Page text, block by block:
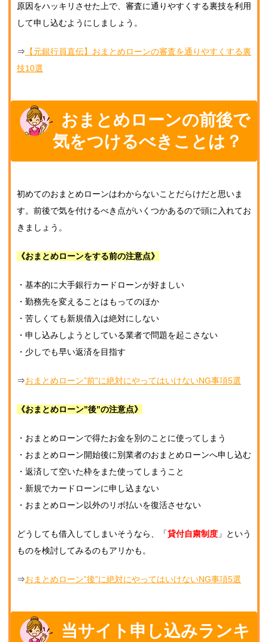
原因をハッキリさせた上で、審査に通りやすくする裏技を利用
して申し込むようにしましょう。
⇒ 【元銀行員直伝】おまとめローンの審査を通りやすくする裏
技10選
おまとめローンの前後で
気をつけるべきことは？
初めてのおまとめローンはわからないことだらけだと思いま
す。前後で気を付けるべき点がいくつかあるので頭に入れてお
きましょう。
《おまとめローンをする前の注意点》
・基本的に大手銀行カードローンが好ましい
・勤務先を変えることはもってのほか
・苦しくても新規借入は絶対にしない
・申し込みしようとしている業者で問題を起こさない
・少しでも早い返済を目指す
⇒おまとめローン”前”に絶対にやってはいけないNG事項5選
《おまとめローン”後”の注意点》
・おまとめローンで得たお金を別のことに使ってしまう
・おまとめローン開始後に別業者のおまとめローンへ申し込む
・返済して空いた枠をまた使ってしまうこと
・新規でカードローンに申し込まない
・おまとめローン以外のリボ払いを復活させない
どうしても借入してしまいそうなら、「貸付自粛制度 」という
ものを検討してみるのもアリかも。
⇒おまとめローン”後”に絶対にやってはいけないNG事項5選
当サイト申し込みランキ